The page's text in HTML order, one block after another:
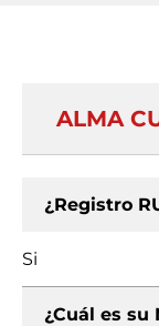
ALMA
¿Registro
Si
¿Cuál es su